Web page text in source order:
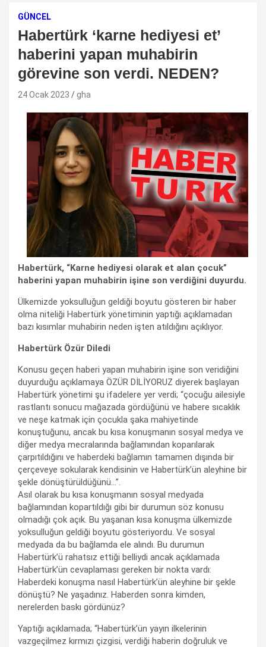
GÜNCEL
Habertürk ‘karne hediyesi et’
haberini yapan muhabirin
görevine son verdi. NEDEN?
24 Ocak 2023 gha
Habertürk, “Karne hediyesi olarak et alan çocuk”
haberini yapan muhabirin işine son verdiğini duyurdu.
Ülkemizde yoksulluğun geldiği boyutu gösteren bir haber
olma niteliği Habertürk yönetiminin yaptığı açıklamadan
bazı kısımlar muhabirin neden işten atıldığını açıklıyor.
Habertürk Özür Diledi
Konusu geçen haberi yapan muhabirin işine son veridiğini
duyurduğu açıklamaya ÖZÜR DİLİYORUZ diyerek başlayan
Habertürk yönetimi şu ifadelere yer verdi; “çocuğu ailesiyle
rastlantı sonucu mağazada gördüğünü ve habere sıcaklık
ve neşe katmak için çocukla şaka mahiyetinde
konuştuğunu, ancak bu kısa konuşmanın sosyal medya ve
diğer medya mecralarında bağlamından koparılarak
çarpıtıldığını ve haberdeki bağlamın tamamen dışında bir
çerçeveye sokularak kendisinin ve Habertürk’ün aleyhine bir
şekle dönüştürüldüğünü…”.
Asıl olarak bu kısa konuşmanın sosyal medyada
bağlamından kopartıldığı gibi bir durumun söz konusu
olmadığı çok açık. Bu yaşanan kısa konuşma ülkemizde
yoksulluğun geldiği boyutu gösteriyordu. Ve sosyal
medyada da bu bağlamda ele alındı. Bu durumun
Habertürk’ü rahatsız ettiği belliydi ancak açıklamada
Habertürk’ün cevaplaması gereken bir nokta vardı:
Haberdeki konuşma nasıl Habertürk’ün aleyhine bir şekle
dönüştü? Ne yaşadınız. Haberden sonra kimden,
nerelerden baskı gördünüz?
Yaptığı açıklamada; “Habertürk’ün yayın ilkelerinin
vazgeçilmez kırmızı çizgisi, verdiği haberin doğruluk ve